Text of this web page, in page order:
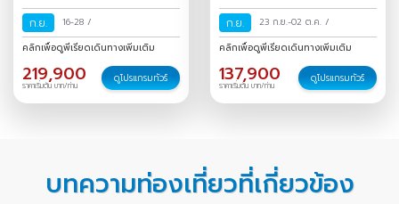
ก.ย. 16-28 /
คลิกเพื่อดูพีเรียดเดินทางเพิ่มเติม
219,900
ราคาเริ่มต้น บาท/ท่าน
ดูโปรแกรมทัวร์
ก.ย. 23 ก.ย.-02 ต.ค. /
คลิกเพื่อดูพีเรียดเดินทางเพิ่มเติม
137,900
ราคาเริ่มต้น บาท/ท่าน
ดูโปรแกรมทัวร์
บทความท่องเที่ยวที่เกี่ยวข้อง